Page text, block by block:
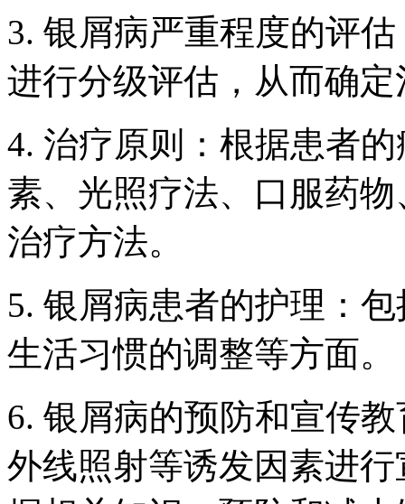
3. 银屑病严重程度的评
进行分级评估，从而确
4. 治疗原则：根据患者
素、光照疗法、口服药
治疗方法。
5. 银屑病患者的护理：
生活习惯的调整等方面。
6. 银屑病的预防和宣传
外线照射等诱发因素进